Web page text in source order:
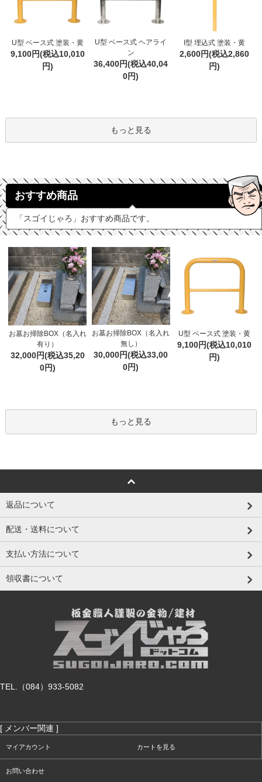
U型 ベース式 塗装・黄
9,100円(税込10,010
円)
U型 ベース式 ヘアライ
ン
36,400円(税込40,04
0円)
I型 埋込式 塗装・黄
2,600円(税込2,860
円)
もっと見る
おすすめ商品
「スゴイじゃろ」おすすめ商品です。
お墓お掃除BOX（名入れ
有り）
32,000円(税込35,20
0円)
お墓お掃除BOX（名入れ
無し）
30,000円(税込33,00
0円)
U型 ベース式 塗装・黄
9,100円(税込10,010
円)
もっと見る
返品について
配送・送料について
支払い方法について
領収書について
TEL.（084）933-5082
[ メンバー関連 ]
マイアカウント カートを見る
お問い合わせ